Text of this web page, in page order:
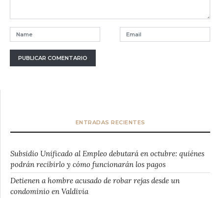
ENTRADAS RECIENTES
Subsidio Unificado al Empleo debutará en octubre: quiénes
podrán recibirlo y cómo funcionarán los pagos
Detienen a hombre acusado de robar rejas desde un
condominio en Valdivia